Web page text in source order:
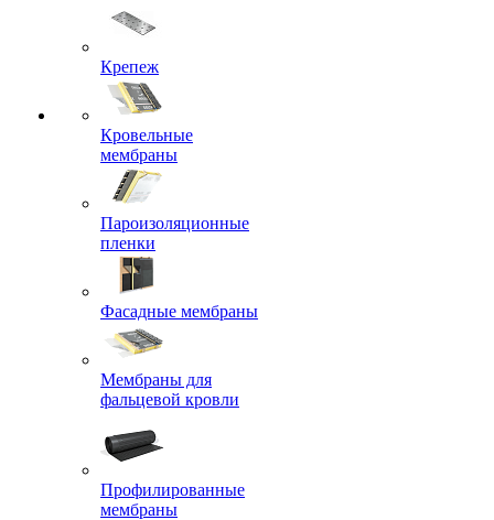
Крепеж
Кровельные
мембраны
Пароизоляционные
пленки
Фасадные мембраны
Мембраны для
фальцевой кровли
Профилированные
мембраны